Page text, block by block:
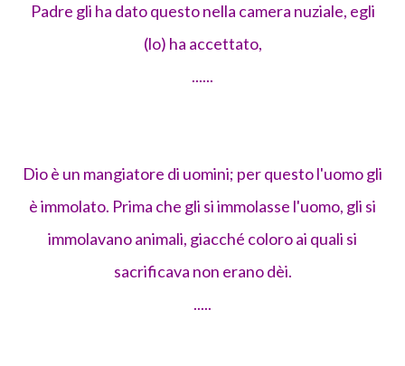
Padre gli ha dato questo nella camera nuziale, egli
(lo) ha accettato,
......
Dio è un mangiatore di uomini; per questo l'uomo gli
è immolato. Prima che gli si immolasse l'uomo, gli si
immolavano animali, giacché coloro ai quali si
sacrificava non erano dèi.
.....